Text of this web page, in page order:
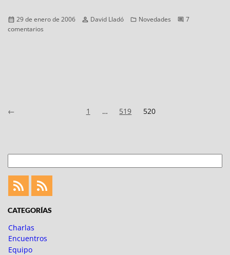
Publicado
el
29 de enero de 2006 Autor
David Lladó Categorías
Novedades
7
comentarios
Paginación
← Página
1 … Página
519 Página
520
Feed
Feed
CATEGORÍAS
Charlas
Encuentros
Equipo